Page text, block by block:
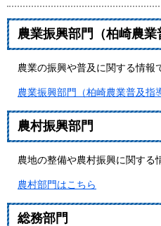
農業振興部門（柏崎農業
農業の振興や普及に関する情報
農業振興部門（柏崎農業普及指
農村振興部門
農地の整備や農村振興に関する
農村部門はこちら
総務部門